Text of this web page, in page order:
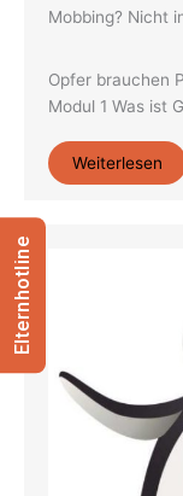
Mobbing? Nicht
Opfer brauchen
Modul 1 Was ist
Weiterlesen
Elternhotline